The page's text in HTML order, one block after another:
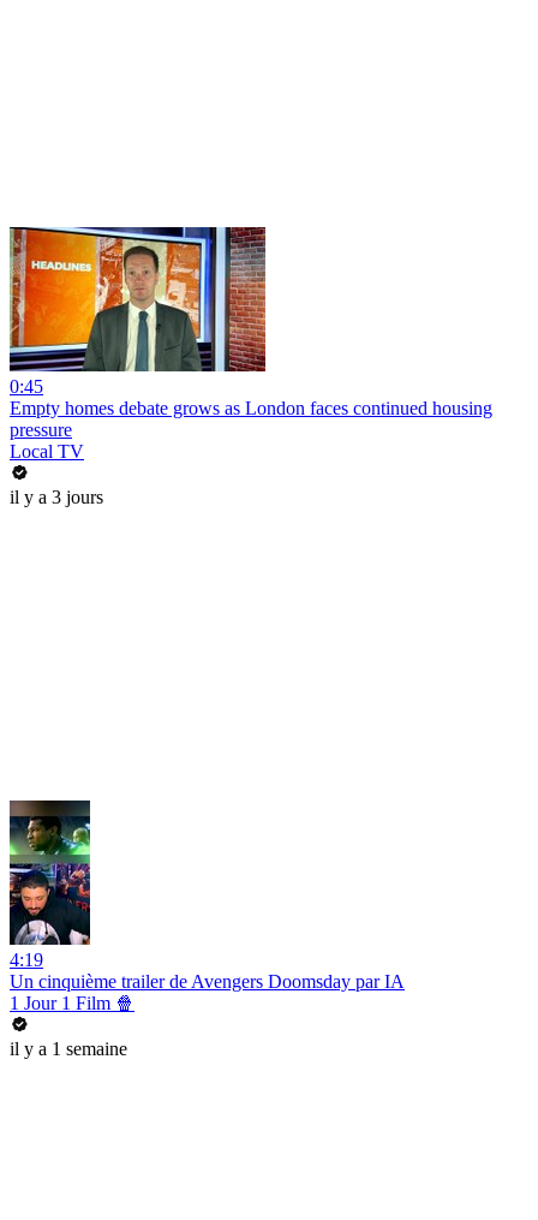
0:45
Empty homes debate grows as London faces continued housing
pressure
Local TV
il y a 3 jours
4:19
Un cinquième trailer de Avengers Doomsday par IA
1 Jour 1 Film 🍿
il y a 1 semaine